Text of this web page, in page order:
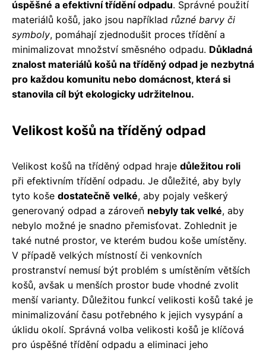
úspěšné a efektivní třídění odpadu. Správné použití
materiálů košů, jako jsou například různé barvy či
symboly, pomáhají zjednodušit proces třídění a
minimalizovat množství směsného odpadu. Důkladná
znalost materiálů košů na tříděný odpad je nezbytná
pro každou komunitu nebo domácnost, která si
stanovila cíl být ekologicky udržitelnou.
Velikost košů na tříděný odpad
Velikost košů na tříděný odpad hraje důležitou roli
při efektivním třídění odpadu. Je důležité, aby byly
tyto koše dostatečně velké, aby pojaly veškerý
generovaný odpad a zároveň nebyly tak velké, aby
nebylo možné je snadno přemisťovat. Zohlednit je
také nutné prostor, ve kterém budou koše umístěny.
V případě velkých místností či venkovních
prostranství nemusí být problém s umístěním větších
košů, avšak u menších prostor bude vhodné zvolit
menší varianty. Důležitou funkcí velikosti košů také je
minimalizování času potřebného k jejich vysypání a
úklidu okolí. Správná volba velikosti košů je klíčová
pro úspěšné třídění odpadu a eliminaci jeho